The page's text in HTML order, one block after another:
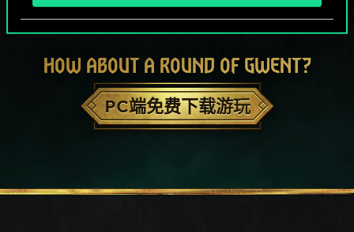
HOW ABOUT A ROUND OF GWENT?
PC端免费下载游玩